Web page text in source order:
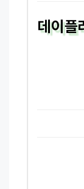
데이플